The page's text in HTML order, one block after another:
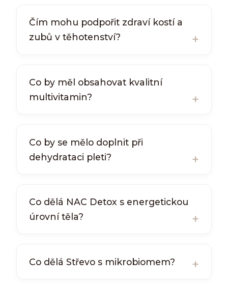
Čím mohu podpořit zdraví kostí a
zubů v těhotenství?
Co by měl obsahovat kvalitní
multivitamin?
Co by se mělo doplnit při
dehydrataci pleti?
Co dělá NAC Detox s energetickou
úrovní těla?
Co dělá Střevo s mikrobiomem?